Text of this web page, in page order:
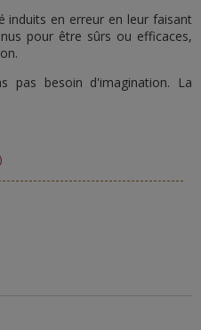
induits en erreur en leur faisant
pour être sûrs ou efficaces,
pas besoin d'imagination. La